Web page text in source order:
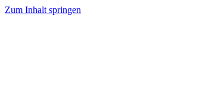
Zum Inhalt springen